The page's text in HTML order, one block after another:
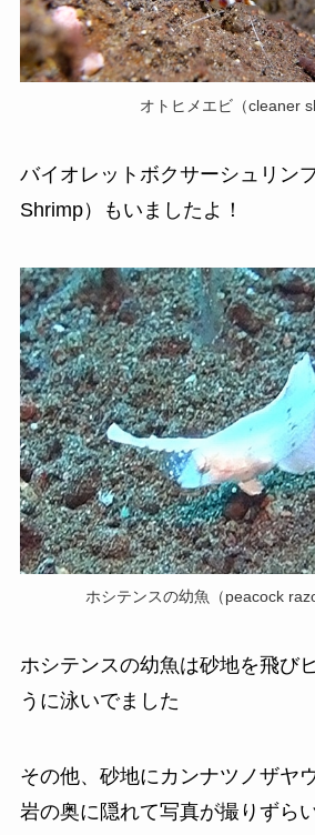
オトヒメエビ（cleaner
バイオレットボクサーシュリン
Shrimp）もいましたよ！
ホシテンスの幼魚（peacock
ホシテンスの幼魚は砂地を飛び
うに泳いでました
その他、砂地にカンナツノザヤ
岩の奥に隠れて写真が撮りずら